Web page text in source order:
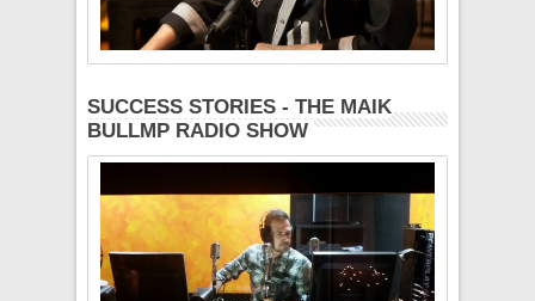
SUCCESS STORIES - THE MAIK
BULLMP RADIO SHOW